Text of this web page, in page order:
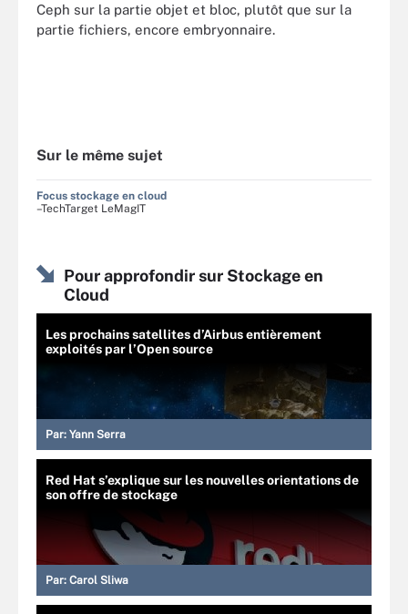
Ceph sur la partie objet et bloc, plutôt que sur la
partie fichiers, encore embryonnaire.
Sur le même sujet
Focus stockage en cloud
–TechTarget LeMagIT
Pour approfondir sur Stockage en
Cloud
Les prochains satellites d’Airbus entièrement
exploités par l’Open source
Par: Yann Serra
Red Hat s’explique sur les nouvelles orientations de
son offre de stockage
Par: Carol Sliwa